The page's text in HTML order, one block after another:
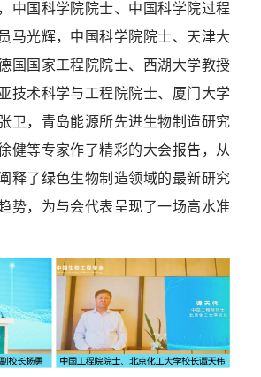
中国科学院院士、中国科学院过程
马光辉，中国科学院院士、天津大
国国家工程院院士、西湖大学教授
技术科学与工程院院士、厦门大学
卫，青岛能源所先进生物制造研究
健等专家作了精彩的大会报告，从
释了绿色生物制造领域的最新研究
势，为与会代表呈现了一场高水准